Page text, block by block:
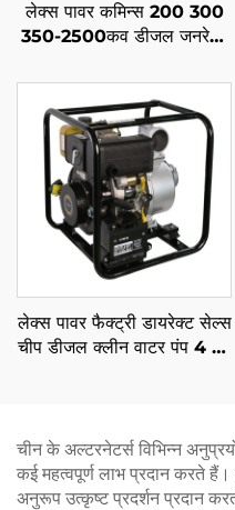
लेक्स पावर कमिन्स 200 300
350-2500कव डीजल जनरेटर
लेक्स पावर फैक्ट्री डायरेक्ट सेल्स
चीप डीजल क्लीन वाटर पंप 4 इंच
चीन के अल्टरनेटर्स विभिन्न
कई महत्वपूर्ण लाभ प्रदान करते
अनुरूप उत्कृष्ट प्रदर्शन प्रदान